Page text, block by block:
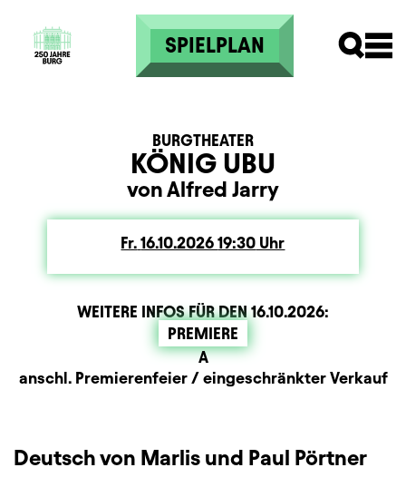
Direkt zum Inhalt
SPIELPLAN
KÖNIG UBU
BURGTHEATER
von Alfred Jarry
Fr. Freitag
16.10.202619:30 Uhr
WEITERE INFOS FÜR DEN16.10.2026:
PREMIERE
Information
A
Zusatzinformation
anschl. Premierenfeier / eingeschränkter Verkauf
Deutsch von Marlis und Paul Pörtner